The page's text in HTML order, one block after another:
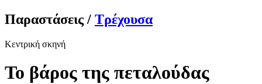
Παραστάσεις / Τρέχουσα
Κεντρική σκηνή
Το βάρος της πεταλούδας